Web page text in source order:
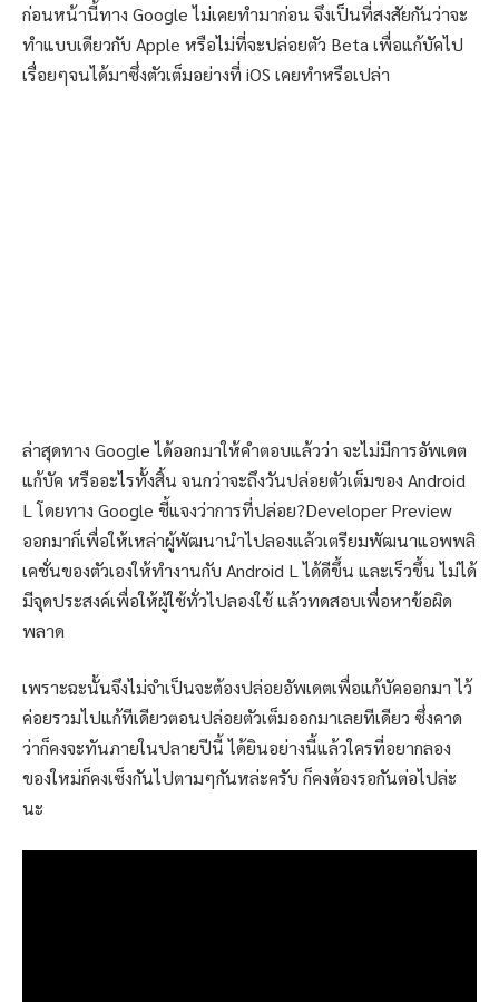
ก่อนหน้านี้ทาง Google ไม่เคยทำมาก่อน จึงเป็นที่สงสัยกันว่าจะ
ทำแบบเดียวกับ Apple หรือไม่ที่จะปล่อยตัว Beta เพื่อแก้บัคไป
เรื่อยๆจนได้มาซึ่งตัวเต็มอย่างที่ iOS เคยทำหรือเปล่า
ล่าสุดทาง Google ได้ออกมาให้คำตอบแล้วว่า จะไม่มีการอัพเดต
แก้บัค หรืออะไรทั้งสิ้น จนกว่าจะถึงวันปล่อยตัวเต็มของ Android
L โดยทาง Google ชี้แจงว่าการที่ปล่อย?Developer Preview
ออกมาก็เพื่อให้เหล่าผู้พัฒนานำไปลองแล้วเตรียมพัฒนาแอพพลิ
เคชั่นของตัวเองให้ทำงานกับ Android L ได้ดีขึ้น และเร็วขึ้น ไม่ได้
มีจุดประสงค์เพื่อให้ผู้ใช้ทั่วไปลองใช้ แล้วทดสอบเพื่อหาข้อผิด
พลาด
เพราะฉะนั้นจึงไม่จำเป็นจะต้องปล่อยอัพเดตเพื่อแก้บัคออกมา ไว้
ค่อยรวมไปแก้ทีเดียวตอนปล่อยตัวเต็มออกมาเลยทีเดียว ซึ่งคาด
ว่าก็คงจะทันภายในปลายปีนี้ ได้ยินอย่างนี้แล้วใครที่อยากลอง
ของใหม่ก็คงเซ็งกันไปตามๆกันหล่ะครับ ก็คงต้องรอกันต่อไปล่ะ
นะ